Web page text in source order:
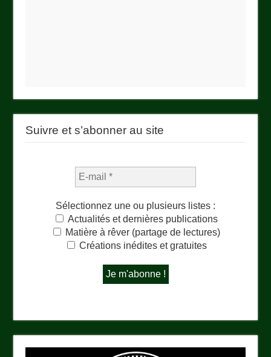
Suivre et s’abonner au site
Sélectionnez une ou plusieurs listes :
Actualités et dernières publications
Matière à rêver (partage de lectures)
Créations inédites et gratuites